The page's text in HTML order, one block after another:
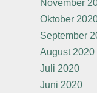
November
Oktober
September
August 2020
Juli 2020
Juni 2020